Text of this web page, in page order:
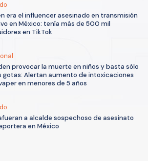
era el influencer asesinado en transmisión
en México: tenía más de 500 mil
en TikTok
provocar la muerte en niños y basta sólo
gotas: Alertan aumento de intoxicaciones
en menores de 5 años
a alcalde sospechoso de asesinato
en México